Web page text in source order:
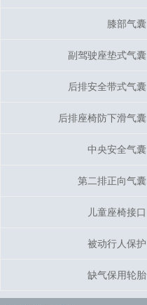
膝部气囊
副驾驶座垫式气囊
后排安全带式气囊
后排座椅防下滑气囊
中央安全气囊
第二排正向气囊
儿童座椅接口
被动行人保护
缺气保用轮胎
膝部气囊
副驾驶座垫式气囊
后排安全带式气囊
后排座椅防下滑气囊
中央安全气囊
第二排正向气囊
儿童座椅接口
被动行人保护
缺气保用轮胎